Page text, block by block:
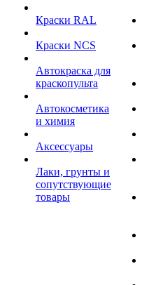
Краски RAL
Краски NCS
Автокраска для
краскопульта
Автокосметика
и химия
Аксессуары
Лаки, грунты и
сопутствующие
товары